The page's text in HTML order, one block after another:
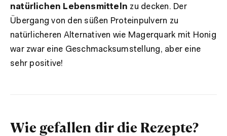
natürlichen Lebensmitteln zu decken. Der
Übergang von den süßen Proteinpulvern zu
natürlicheren Alternativen wie Magerquark mit Honig
war zwar eine Geschmacksumstellung, aber eine
sehr positive!
Wie gefallen dir die Rezepte?